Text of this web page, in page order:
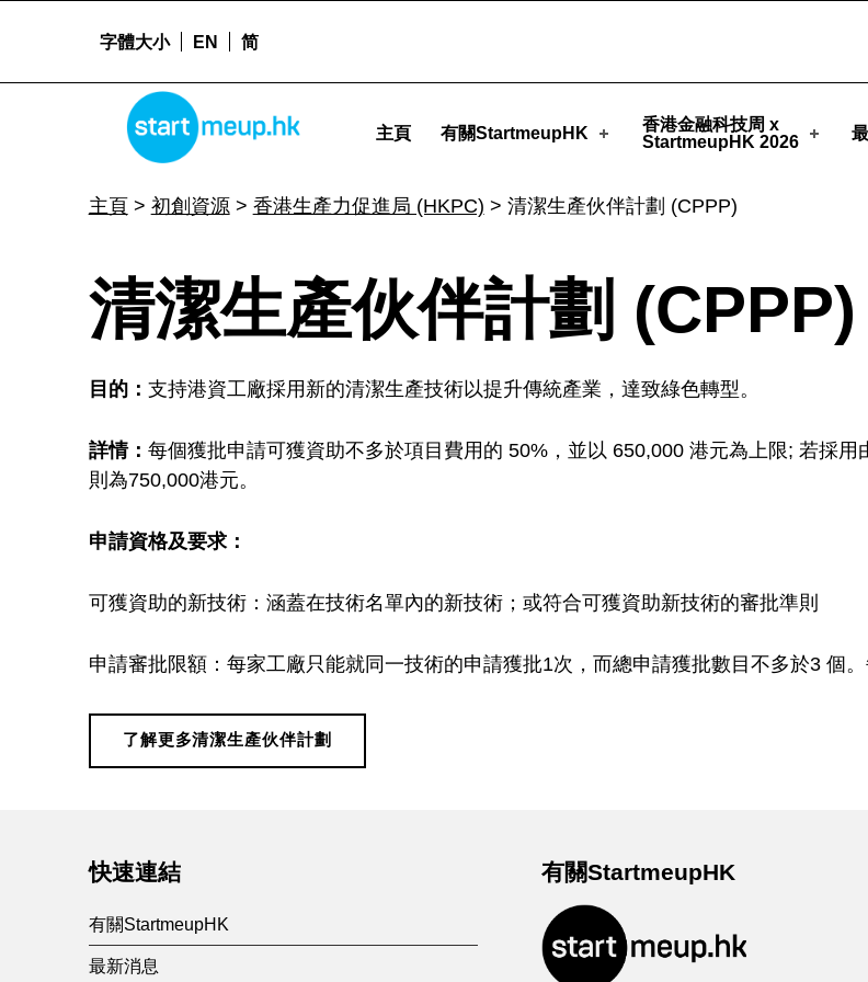
清潔生產伙伴計劃 (CPPP) - StartmeupHK
STARTMEUPHK
主頁 有關StartmeupHK
香港金融科技周 x
StartmeupHK 2026
字體大小 EN 简
主頁> 初創資源> 香港生產力促進局 (HKPC) > 清潔生產伙伴計劃 (CPPP)
清
潔
生
產
伙
伴
計
劃
C
P
清潔生產伙伴計劃 (CPPP)
目的： 支持港資工廠採用新的清潔生產技術以提升傳統產業，達致綠色轉型。
詳情： 每個獲批申請可獲資助不多於項目費用的 50%，並以 650,000 港元為上限; 若採
則為750,000港元。
申請資格及要求：
可獲資助的新技術：涵蓋在技術名單內的新技術；或符合可獲資助新技術的審批準則
申請審批限額：每家工廠只能就同一技術的申請獲批1次，而總申請獲批數目不多於3 個
了解更多清潔生產伙伴計劃
Skip back to main navigation
快速連結
有關StartmeupHK
最新消息
有關StartmeupHK